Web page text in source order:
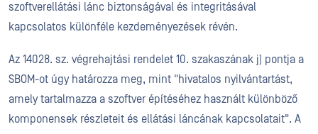
szoftverellátási lánc biztonságával és integritásával
kapcsolatos különféle kezdeményezések révén.
Az 14028. sz. végrehajtási rendelet 10. szakaszának j) pontja a
SBOM-ot úgy határozza meg, mint "hivatalos nyilvántartást,
amely tartalmazza a szoftver építéséhez használt különböző
komponensek részleteit és ellátási láncának kapcsolatait". A